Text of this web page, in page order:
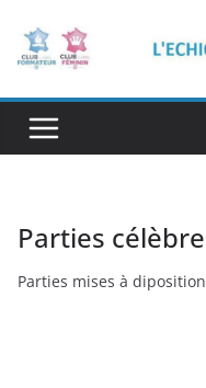
contenu
Parties
Parties mises à